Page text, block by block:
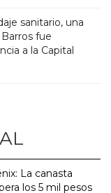
sanitario, una
fue
a la Capital
La canasta
los 5 mil pesos